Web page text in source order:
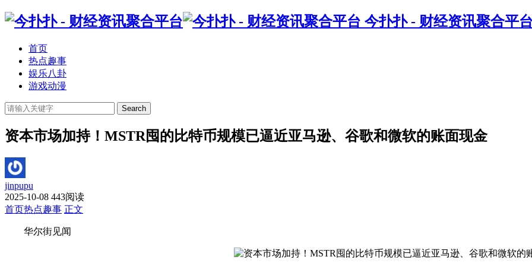
今扑扑 - 财经资讯聚合平
首页
热点趣事
娱乐八卦
游戏动漫
Search
资本市场加持！MSTR囤的比特币规模已逼近亚马逊、谷歌和微软的账面现金
jinpupu
2025-10-08 443阅读
首页热点趣事 正文
华尔街见闻